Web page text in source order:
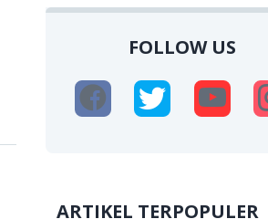
FOLLOW US
ARTIKEL TERPOPULER